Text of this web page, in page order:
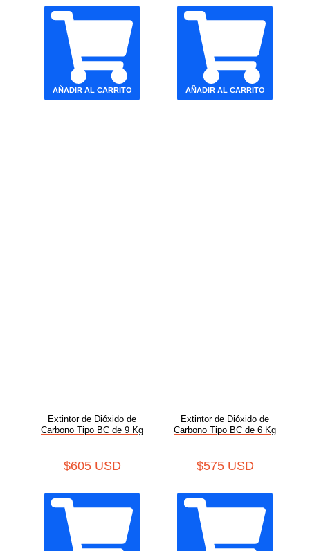
AÑADIR AL CARRITO AÑADIR AL CARRITO
Extintor de Dióxido de
Carbono Tipo BC de 9 Kg
$605 USD
Extintor de Dióxido de
Carbono Tipo BC de 6 Kg
$575 USD